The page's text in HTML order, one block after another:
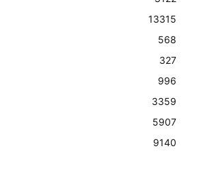
13315
568
327
996
3359
5907
9140